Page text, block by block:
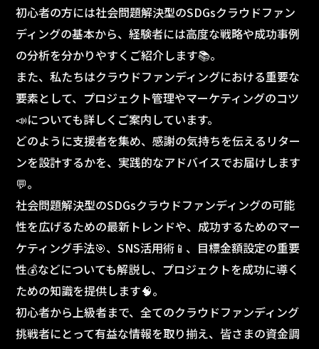
初心者の方には社会問題解決型のSDGsクラウドファン
ディングの基本から、経験者には高度な戦略や成功事例
の分析を分かりやすくご紹介します📚。
また、私たちはクラウドファンディングにおける重要な
要素として、プロジェクト管理やマーケティングのコツ
📣についても詳しくご案内しています。
どのように支援者を集め、感謝の気持ちを伝えるリター
ンを設計するかを、実践的なアドバイスでお届けします
💬。
社会問題解決型のSDGsクラウドファンディングの可能
性を広げるための最新トレンドや、成功するためのマー
ケティング手法🎯、SNS活用術📱、目標金額設定の重要
性💰などについても解説し、プロジェクトを成功に導く
ための知識を提供します🧠。
初心者から上級者まで、全てのクラウドファンディング
挑戦者にとって有益な情報を取り揃え、皆さまの資金調